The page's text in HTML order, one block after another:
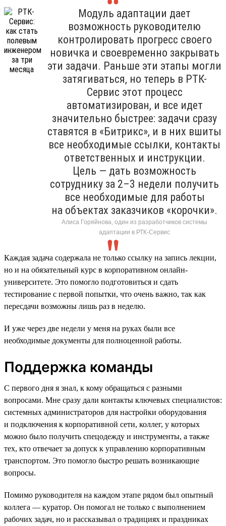
Модуль адаптации дает
возможность руководителю
контролировать прогресс своего
новичка и своевременно закрывать
эти задачи. Раньше эти этапы могли
затягиваться, но теперь в РТК-
Сервис этот процесс
автоматизирован, и все идет
значительно быстрее: задачи сразу
ставятся в «Битрикс», и в них вшиты
все необходимые ссылки, контакты
ответственных и инструкции.
Цель — дать возможность
сотруднику за 2–3 недели получить
все необходимые для работы
на объектах заказчиков «корочки».
Алиса Горяйнова, один из разработчиков системы
адаптации в РТК-Сервис
Каждая задача содержала не только ссылку на запись лекции,
но и на обязательный курс в корпоративном онлайн-
университете. Это помогло подготовиться и сдать
тестирование с первой попытки, что очень важно, так как
пересдачи возможны лишь раз в неделю.
И уже через две недели у меня на руках были все
необходимые документы для полноценной работы.
Поддержка команды
С первого дня я знал, к кому обращаться с разными
вопросами. Мне сразу дали контакты ключевых специалистов:
системных администраторов для настройки оборудования
и подключения к корпоративной сети, коллег, у которых
можно было получить спецодежду и инструменты, а также
тех, кто отвечает за допуск к управлению корпоративным
транспортом. Это помогло быстро решать возникающие
вопросы.
Помимо руководителя на каждом этапе рядом был опытный
коллега — куратор. Он помогал не только с выполнением
рабочих задач, но и рассказывал о традициях и праздниках